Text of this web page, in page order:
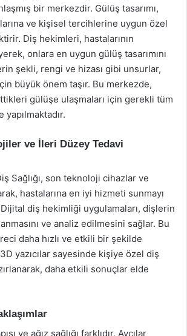
bir merkezdir. Gülüş tasarımı,
ve kişisel tercihlerine uygun özel
Diş hekimleri, hastalarının
onlara en uygun gülüş tasarımını
şekli, rengi ve hizası gibi unsurlar,
büyük önem taşır. Bu merkezde,
gülüşe ulaşmaları için gerekli tüm
ve İleri Düzey Tedavi
Sağlığı, son teknoloji cihazlar ve
hastalarına en iyi hizmeti sunmayı
diş hekimliği uygulamaları, dişlerin
ve analiz edilmesini sağlar. Bu
daha hızlı ve etkili bir şekilde
yazıcılar sayesinde kişiye özel diş
daha etkili sonuçlar elde
ve ağız sağlığı farklıdır. Avcılar